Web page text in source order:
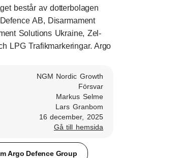
består av dotterbolagen
AB, Disarmament
Solutions Ukraine, Zel-
LPG Trafikmarkeringar. Argo
NGM Nordic Growth
Försvar
Markus Selme
Lars Granbom
16 december, 2025
Gå till hemsida
Argo Defence Group